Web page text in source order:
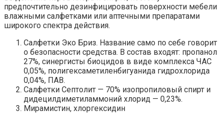
предпочтительно дезинфицировать поверхности мебели
влажными салфетками или аптечными препаратами
широкого спектра действия.
Салфетки Эко Бриз. Название само по себе говорит
о безопасности средства. В состав входят: пропанол
27%, синергисты биоцидов в виде комплекса ЧАС
0,05%, полигексаметиленбигуанида гидрохлорида
0,04%, ПАВ.
Салфетки Септолит — 70% изопропиловый спирт и
дидецилдиметиламмоний хлорид — 0,23%.
Мирамистин, хлоргексидин